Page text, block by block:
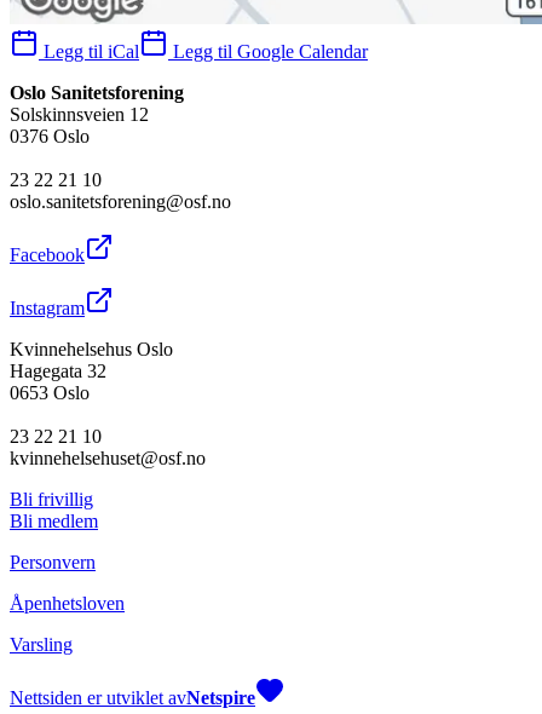
Legg til iCal
Legg til Google Calendar
Oslo Sanitetsforening
Solskinnsveien 12
0376 Oslo
23 22 21 10
oslo.sanitetsforening@osf.no
Facebook
Instagram
Kvinnehelsehus Oslo
Hagegata 32
0653 Oslo
23 22 21 10
kvinnehelsehuset@osf.no
Bli frivillig
Bli medlem
Personvern
Åpenhetsloven
Varsling
Nettsiden er utviklet avNetspire